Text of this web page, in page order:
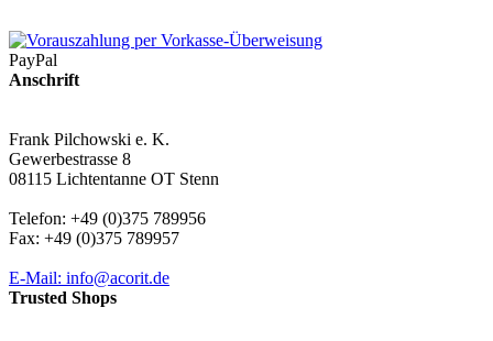
PayPal
Anschrift
Frank Pilchowski e. K.
Gewerbestrasse 8
08115 Lichtentanne OT Stenn
Telefon: +49 (0)375 789956
Fax: +49 (0)375 789957
E-Mail: info@acorit.de
Trusted Shops